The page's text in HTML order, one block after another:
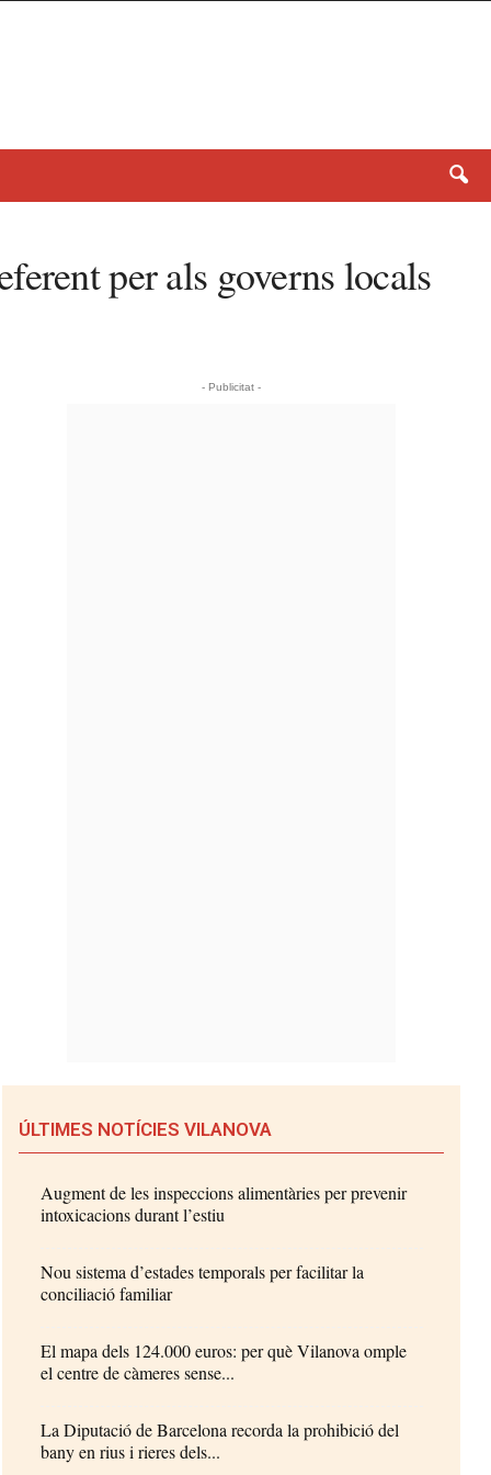
per als governs locals
- Publicitat -
ÚLTIMES NOTÍCIES VILANOVA
Augment de les inspeccions alimentàries per prevenir
intoxicacions durant l’estiu
Nou sistema d’estades temporals per facilitar la
conciliació familiar
El mapa dels 124.000 euros: per què Vilanova omple
el centre de càmeres sense...
La Diputació de Barcelona recorda la prohibició del
bany en rius i rieres dels...